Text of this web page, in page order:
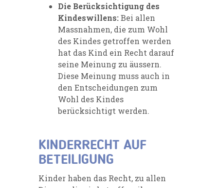
Die Berücksichtigung des
Kindeswillens:Bei allen
Massnahmen, die zum Wohl
des Kindes getroffen werden
hat das Kind ein Recht darauf
seine Meinung zu äussern.
Diese Meinung muss auch in
den Entscheidungen zum
Wohl des Kindes
berücksichtigt werden.
KINDERRECHT AUF
BETEILIGUNG
Kinder haben das Recht, zu allen